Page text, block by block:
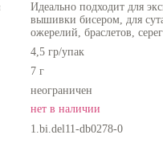
Идеально подходит для
вышивки бисером, для
ожерелий, браслетов,
4,5 гр/упак
7 г
неограничен
нет в наличии
1.bi.del11-db0278-0